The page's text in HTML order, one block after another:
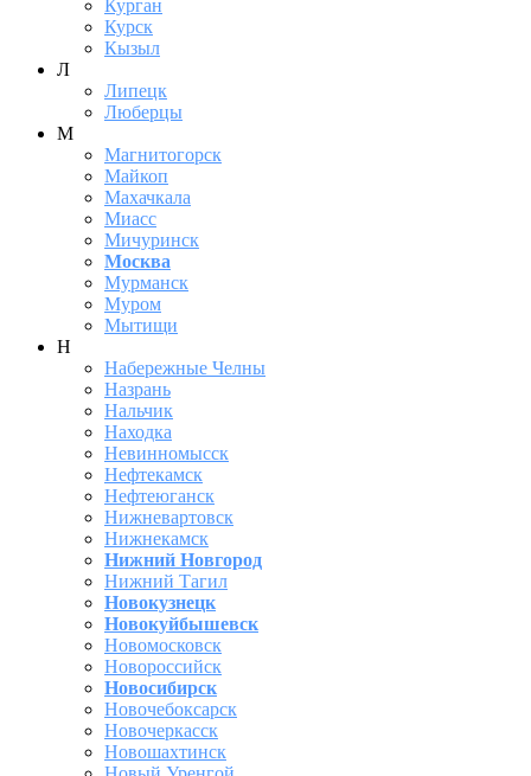
Курган
Курск
Кызыл
Л
Липецк
Люберцы
М
Магнитогорск
Майкоп
Махачкала
Миасс
Мичуринск
Москва
Мурманск
Муром
Мытищи
Н
Набережные Челны
Назрань
Нальчик
Находка
Невинномысск
Нефтекамск
Нефтеюганск
Нижневартовск
Нижнекамск
Нижний Новгород
Нижний Тагил
Новокузнецк
Новокуйбышевск
Новомосковск
Новороссийск
Новосибирск
Новочебоксарск
Новочеркасск
Новошахтинск